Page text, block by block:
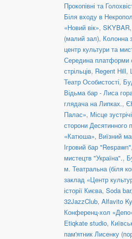
Прокопівні та
Біля входу в
«Новий вік», SKYBAR,
(малий зал), Колонна
центр культури та
Середина платформи
стрільців, Regent Hill,
Театр Особистості,
Відьма бар - Лиса
глядача на Липках.,
Палас», Місце
сторони Десятинного
«Катюша», Виїзний
Ігровий бар "Respawn",
мистецтв "Україна".,
м. Театральна (біля
заклад «Центр
історії Києва, Soda bar,
32JazzClub, Alfavito
Конференц-хол
Etiqkate studio,
пам'ятник Лисенку